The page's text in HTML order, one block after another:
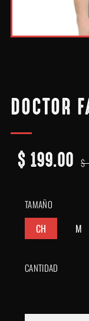
DOCTOR
PRECIO
HABITUAL
$ 199.00 $
TAMAÑO
CH M
CANTIDAD